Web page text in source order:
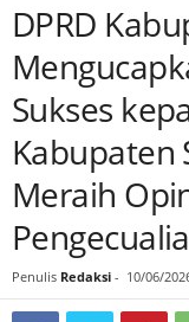
DPRD
Sukses
Kabupaten
Meraih
Penulis Redaksi - 10/06/